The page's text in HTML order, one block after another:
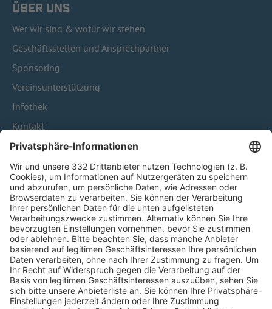
ÜBER UNS
Wer wir sind & wofür wir stehen
Geschäftsstellen und Ansprechpartner
Sponsoring
Vereinsunterstützung
Infothek
Kontakt
HÄUFIG BESUCHTE SEITEN
Pässe und Vereinswechsel
Trainerausbildung
Schulungsangebot Vereinsmitarbeiter
BFV-Geschäftsstellen
Trainerbörse
Login SpielPlus